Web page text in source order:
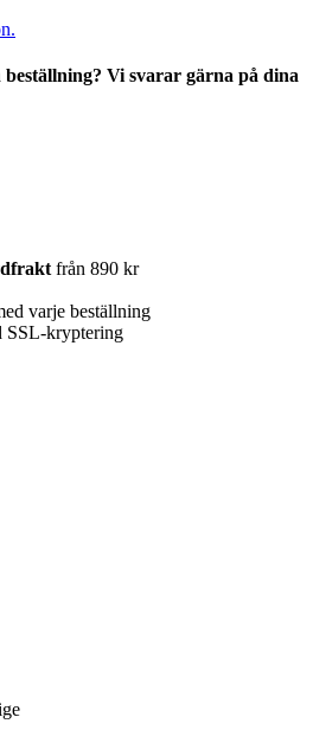
Vi svarar gärna på dina
från 890 kr
varje beställning
SSL-kryptering